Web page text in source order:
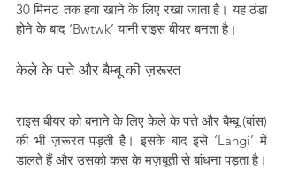
30 मिनट तक हवा खाने के लिए रखा जाता है। यह ठंडा
होने के बाद ‘Bwtwk’ यानी राइस बीयर बनता है।
केले के पत्ते और बैम्बू की ज़रूरत
राइस बीयर को बनाने के लिए केले के पत्ते और बैम्बू (बांस)
की भी ज़रूरत पड़ती है। इसके बाद इसे ‘Langi’ में
डालते हैं और उसको कस के मज़बूती से बांधना पड़ता है।